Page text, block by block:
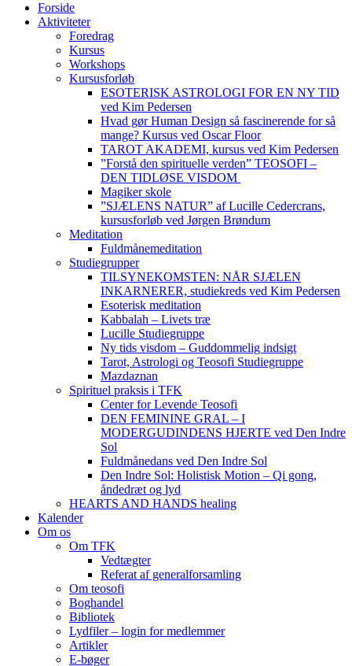
Forside
Aktiviteter
Foredrag
Kursus
Workshops
Kursusforløb
ESOTERISK ASTROLOGI FOR EN NY TID
ved Kim Pedersen
Hvad gør Human Design så fascinerende for så
mange? Kursus ved Oscar Floor
TAROT AKADEMI, kursus ved Kim Pedersen
”Forstå den spirituelle verden” TEOSOFI –
DEN TIDLØSE VISDOM
Magiker skole
”SJÆLENS NATUR” af Lucille Cedercrans,
kursusforløb ved Jørgen Brøndum
Meditation
Fuldmånemeditation
Studiegrupper
TILSYNEKOMSTEN: NÅR SJÆLEN
INKARNERER, studiekreds ved Kim Pedersen
Esoterisk meditation
Kabbalah – Livets træ
Lucille Studiegruppe
Ny tids visdom – Guddommelig indsigt
Tarot, Astrologi og Teosofi Studiegruppe
Mazdaznan
Spirituel praksis i TFK
Center for Levende Teosofi
DEN FEMININE GRAL – I
MODERGUDINDENS HJERTE ved Den Indre
Sol
Fuldmånedans ved Den Indre Sol
Den Indre Sol: Holistisk Motion – Qi gong,
åndedræt og lyd
HEARTS AND HANDS healing
Kalender
Om os
Om TFK
Vedtægter
Referat af generalforsamling
Om teosofi
Boghandel
Bibliotek
Lydfiler – login for medlemmer
Artikler
E-bøger